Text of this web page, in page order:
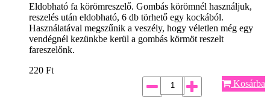
Eldobható fa körömreszelő. Gombás körömnél használjuk,
reszelés után eldobható, 6 db törhető egy kockából.
Használatával megszűnik a veszély, hogy véletlen még egy
vendégnél kezünkbe kerül a gombás körmöt reszelt
fareszelőnk.
220 Ft
Kosárba